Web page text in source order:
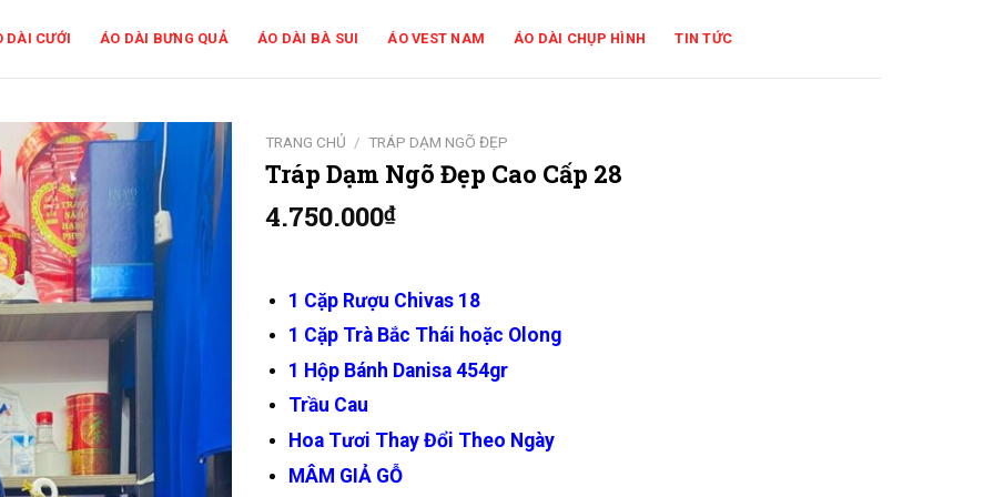
DÀI CƯỚI ÁO DÀI BƯNG QUẢ ÁO DÀI BÀ SUI ÁO VEST NAM ÁO DÀI CHỤP HÌNH TIN TỨC
TRANG CHỦ / TRÁP DẠM NGÕ ĐẸP
Tráp Dạm Ngõ Đẹp Cao Cấp 28
4.750.000₫
1 Cặp Rượu Chivas 18
1 Cặp Trà Bắc Thái hoặc Olong
1 Hộp Bánh Danisa 454gr
Trầu Cau
Hoa Tươi Thay Đổi Theo Ngày
MÂM GIẢ GỖ